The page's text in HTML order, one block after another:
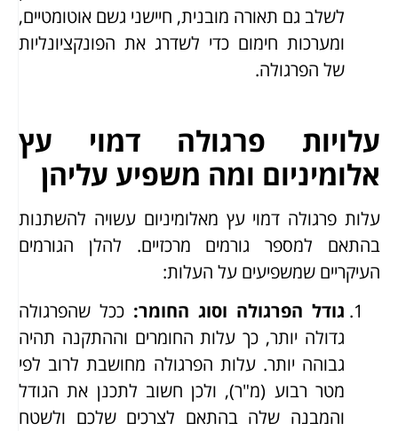
לשלב גם תאורה מובנית, חיישני גשם אוטומטיים,
ומערכות חימום כדי לשדרג את הפונקציונליות
של הפרגולה.
עלויות פרגולה דמוי עץ
אלומיניום ומה משפיע עליהן
עלות פרגולה דמוי עץ מאלומיניום עשויה להשתנות
בהתאם למספר גורמים מרכזיים. להלן הגורמים
העיקריים שמשפיעים על העלות:
גודל הפרגולה וסוג החומר: ככל שהפרגולה
גדולה יותר, כך עלות החומרים וההתקנה תהיה
גבוהה יותר. עלות הפרגולה מחושבת לרוב לפי
מטר רבוע (מ"ר), ולכן חשוב לתכנן את הגודל
והמבנה שלה בהתאם לצרכים שלכם ולשטח